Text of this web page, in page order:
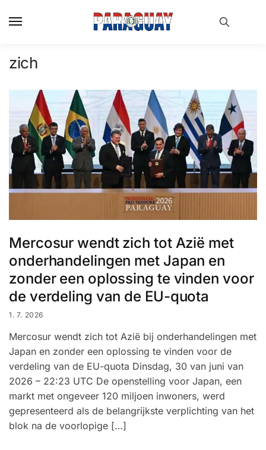
zich
Mercosur wendt zich tot Azië met
onderhandelingen met Japan en
zonder een oplossing te vinden voor
de verdeling van de EU-quota
1. 7. 2026
Mercosur wendt zich tot Azië bij onderhandelingen met
Japan en zonder een oplossing te vinden voor de
verdeling van de EU-quota Dinsdag, 30 van juni van
2026 – 22:23 UTC De openstelling voor Japan, een
markt met ongeveer 120 miljoen inwoners, werd
gepresenteerd als de belangrijkste verplichting van het
blok na de voorlopige […]